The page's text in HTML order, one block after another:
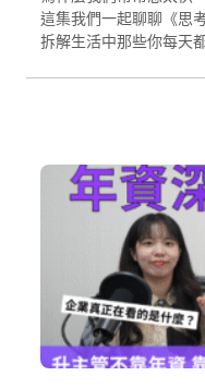
這集我們一起聊聊《思
拆解生活中那些你每天